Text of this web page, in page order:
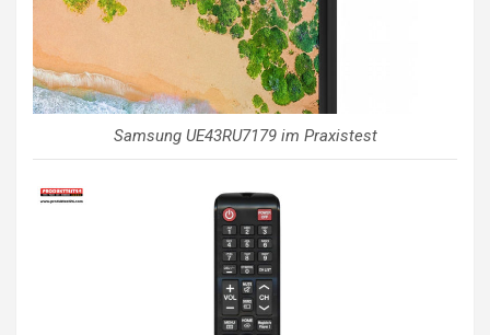
Samsung UE43RU7179 im Praxistest